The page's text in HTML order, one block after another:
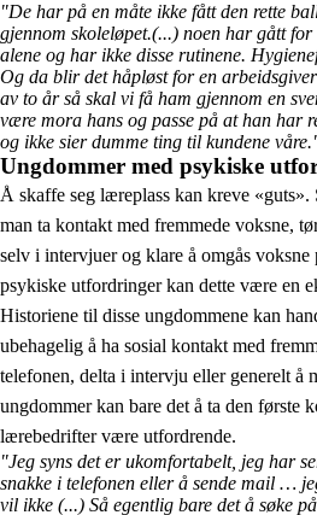
"De har på en måte ikke fått den rette
gjennom skoleløpet.(...) noen har gått
alene og har ikke disse rutinene.
Og da blir det håpløst for en
av to år så skal vi få ham gjennom en
være mora hans og passe på at han har
og ikke sier dumme ting til kundene
Ungdommer med psykiske
Å skaffe seg læreplass kan kreve
man ta kontakt med fremmede voksne,
selv i intervjuer og klare å omgås voksne
psykiske utfordringer kan dette være en
Historiene til disse ungdommene kan
ubehagelig å ha sosial kontakt med
telefonen, delta i intervju eller generelt å
ungdommer kan bare det å ta den første
lærebedrifter være utfordrende.
"Jeg syns det er ukomfortabelt, jeg har
snakke i telefonen eller å sende mail …
vil ikke (...) Så egentlig bare det å søke